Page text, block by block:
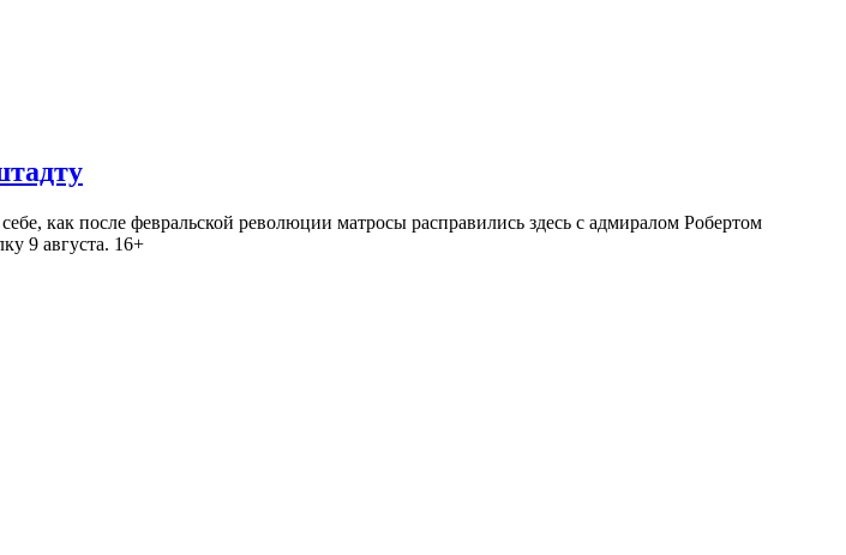
как после февральской революции матросы расправились здесь с адмиралом Робертом
9 августа. 16+